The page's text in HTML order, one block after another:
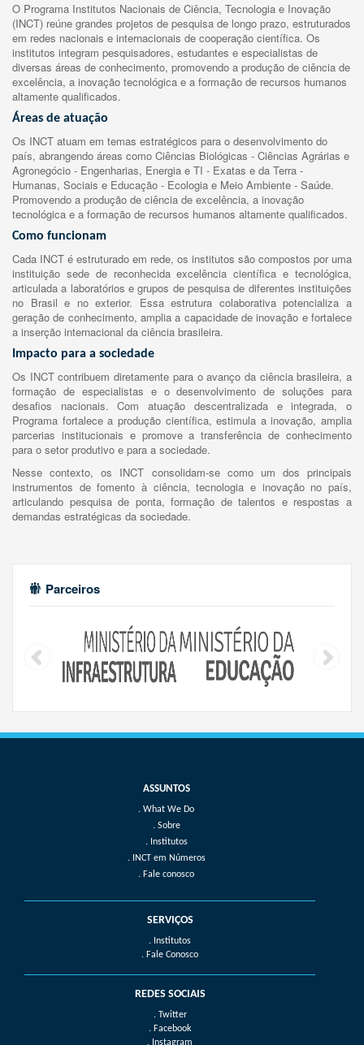
O Programa Institutos Nacionais de Ciência, Tecnologia e Inovação
(INCT) reúne grandes projetos de pesquisa de longo prazo, estruturados
em redes nacionais e internacionais de cooperação científica. Os
institutos integram pesquisadores, estudantes e especialistas de
diversas áreas de conhecimento, promovendo a produção de ciência de
excelência, a inovação tecnológica e a formação de recursos humanos
altamente qualificados.
Áreas de atuação
Os INCT atuam em temas estratégicos para o desenvolvimento do
país, abrangendo áreas como Ciências Biológicas - Ciências Agrárias e
Agronegócio - Engenharias, Energia e TI - Exatas e da Terra -
Humanas, Sociais e Educação - Ecologia e Meio Ambiente - Saúde.
Promovendo a produção de ciência de excelência, a inovação
tecnológica e a formação de recursos humanos altamente qualificados.
Como funcionam
Cada INCT é estruturado em rede, os institutos são compostos por uma
instituição sede de reconhecida excelência científica e tecnológica,
articulada a laboratórios e grupos de pesquisa de diferentes instituições
no Brasil e no exterior. Essa estrutura colaborativa potencializa a
geração de conhecimento, amplia a capacidade de inovação e fortalece
a inserção internacional da ciência brasileira.
Impacto para a sociedade
Os INCT contribuem diretamente para o avanço da ciência brasileira, a
formação de especialistas e o desenvolvimento de soluções para
desafios nacionais. Com atuação descentralizada e integrada, o
Programa fortalece a produção científica, estimula a inovação, amplia
parcerias institucionais e promove a transferência de conhecimento
para o setor produtivo e para a sociedade.
Nesse contexto, os INCT consolidam-se como um dos principais
instrumentos de fomento à ciência, tecnologia e inovação no país,
articulando pesquisa de ponta, formação de talentos e respostas a
demandas estratégicas da sociedade.
Parceiros
What We Do
Sobre
Institutos
INCT em Números
Fale conosco
SERVIÇOS
. Institutos
. Fale Conosco
REDES SOCIAIS
. Twitter
. Facebook
. Instagram